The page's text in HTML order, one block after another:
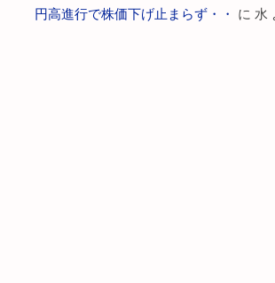
円高進行で株価下げ止まらず・・ に 水